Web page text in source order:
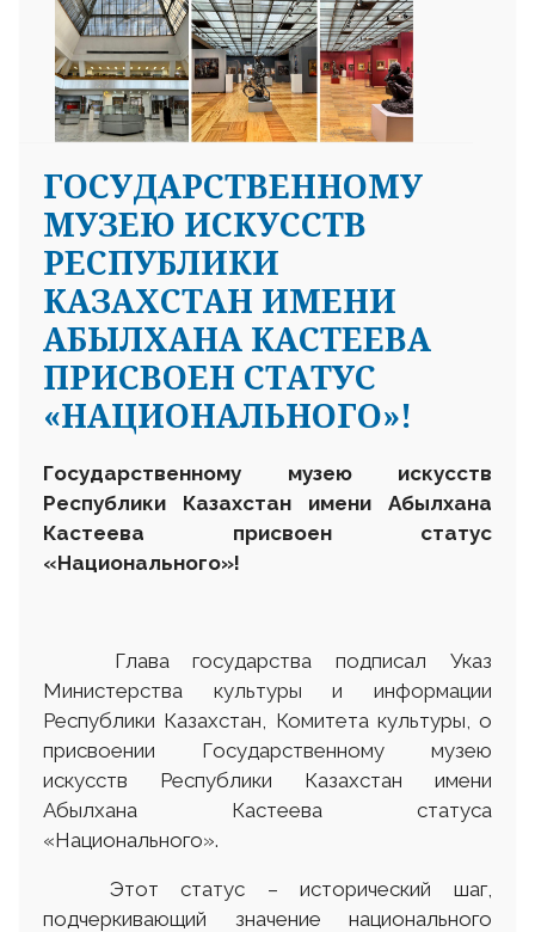
ГОСУДАРСТВЕННОМУ
МУЗЕЮ ИСКУССТВ
РЕСПУБЛИКИ
КАЗАХСТАН ИМЕНИ
АБЫЛХАНА КАСТЕЕВА
ПРИСВОЕН СТАТУС
«НАЦИОНАЛЬНОГО»!
Государственному музею искусств
Республики Казахстан имени Абылхана
Кастеева присвоен статус
«Национального»!
Глава государства подписал Указ
Министерства культуры и информации
Республики Казахстан, Комитета культуры, о
присвоении Государственному музею
искусств Республики Казахстан имени
Абылхана Кастеева статуса
«Национального».
Этот статус – исторический шаг,
подчеркивающий значение национального